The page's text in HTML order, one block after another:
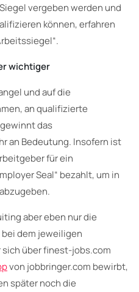
vergeben werden und
können, erfahren
wichtiger
und auf die
an qualifizierte
das
an Bedeutung. Insofern ist
für ein
Seal“ bezahlt, um in
aber eben nur die
dem jeweiligen
über finest-jobs.com
von jobbringer.com bewirbt,
später noch die